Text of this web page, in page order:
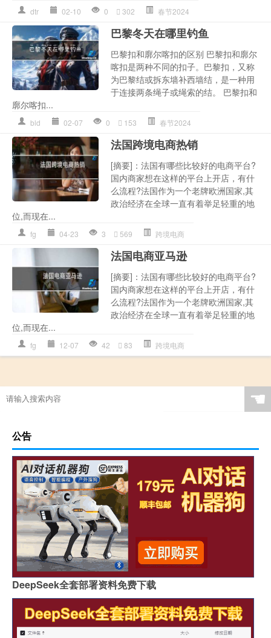
dtr 02-10 0 302 春节2024
巴黎冬天在哪里钓鱼
巴黎扣和廓尔喀扣的区别 巴黎扣和廓尔
喀扣是两种不同的扣子。巴黎扣，又称
为巴黎结或拆东墙补西墙结，是一种用
于连接两条绳子或绳索的结。 巴黎扣和
廓尔喀扣...
bld 02-07 0 153 春节2024
法国跨境电商热销
[摘要]：法国有哪些比较好的电商平台?
国内商家想在这样的平台上开店，有什
么流程?法国作为一个老牌欧洲国家,其
政治经济在全球一直有着举足轻重的地
位,而现在...
fg 04-23 3 569 跨境电商
法国电商亚马逊
[摘要]：法国有哪些比较好的电商平台?
国内商家想在这样的平台上开店，有什
么流程?法国作为一个老牌欧洲国家,其
政治经济在全球一直有着举足轻重的地
位,而现在...
fg 12-07 42 83 跨境电商
☚
公告
DeepSeek全套部署资料免费下载